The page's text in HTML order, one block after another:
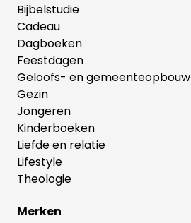
Bijbelstudie
Cadeau
Dagboeken
Feestdagen
Geloofs- en gemeenteopbouw
Gezin
Jongeren
Kinderboeken
Liefde en relatie
Lifestyle
Theologie
Merken